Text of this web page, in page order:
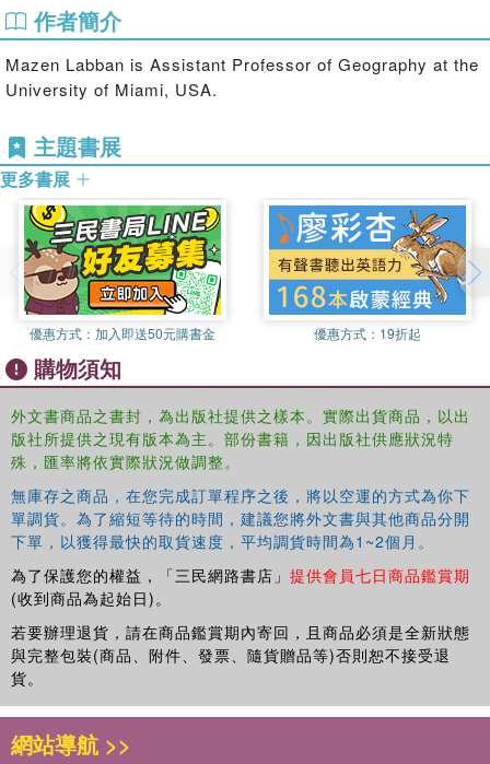
oil and the process of inter-capitalist competition in the
global economy, and why it is necessary to appreciate the
underlying process of the social production of space in
determining the access to and control of global oil
undertaking research in political economy, economic
geography, resource geography and international relations.
作者簡介
Mazen Labban is Assistant Professor of Geography at the
University of Miami, USA.
主題書展
更多書展
優惠方式： 加入即送50元購書金 優惠方式： 19折起
購物須知
外文書商品之書封，為出版社提供之樣本。實際出貨商品，以出
版社所提供之現有版本為主。部份書籍，因出版社供應狀況特
殊，匯率將依實際狀況做調整。
無庫存之商品，在您完成訂單程序之後，將以空運的方式為你下
單調貨。為了縮短等待的時間，建議您將外文書與其他商品分開
下單，以獲得最快的取貨速度，平均調貨時間為1~2個月。
為了保護您的權益，「三民網路書店」 提供會員七日商品鑑賞期
(收到商品為起始日)。
若要辦理退貨，請在商品鑑賞期內寄回，且商品必須是全新狀態
與完整包裝(商品、附件、發票、隨貨贈品等)否則恕不接受退
貨。
網站導航 >>